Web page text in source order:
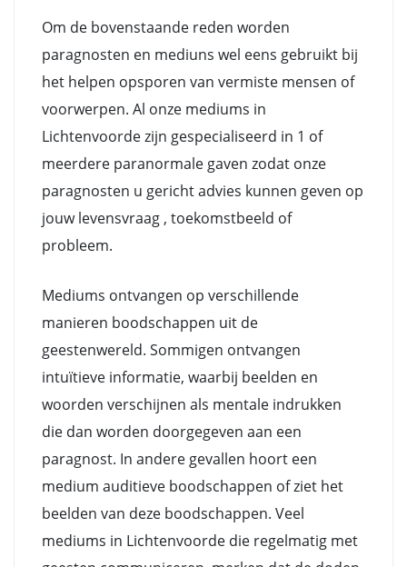
Om de bovenstaande reden worden
paragnosten en mediuns wel eens gebruikt bij
het helpen opsporen van vermiste mensen of
voorwerpen. Al onze mediums in
Lichtenvoorde zijn gespecialiseerd in 1 of
meerdere paranormale gaven zodat onze
paragnosten u gericht advies kunnen geven op
jouw levensvraag , toekomstbeeld of
probleem.
Mediums ontvangen op verschillende
manieren boodschappen uit de
geestenwereld. Sommigen ontvangen
intuïtieve informatie, waarbij beelden en
woorden verschijnen als mentale indrukken
die dan worden doorgegeven aan een
paragnost. In andere gevallen hoort een
medium auditieve boodschappen of ziet het
beelden van deze boodschappen. Veel
mediums in Lichtenvoorde die regelmatig met